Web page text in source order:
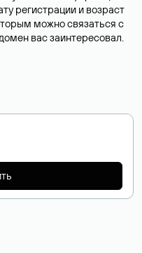
регистрации и возраст
можно связаться с
вас заинтересовал.